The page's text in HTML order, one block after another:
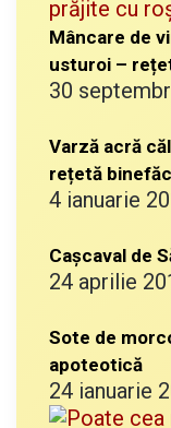
Mâncare de
usturoi –
30
Varză acră
rețetă
4 ianuarie
Cașcaval de
24 aprilie
Sote de
apoteotică
24 ianuarie